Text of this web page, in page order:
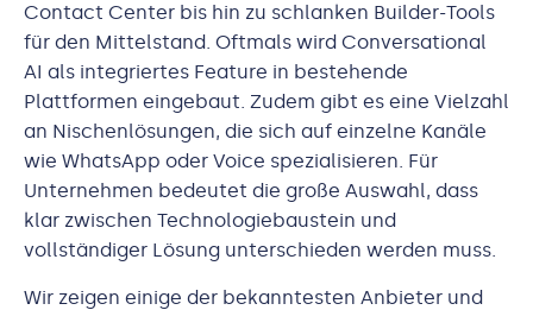
Contact Center bis hin zu schlanken Builder-Tools
für den Mittelstand. Oftmals wird Conversational
AI als integriertes Feature in bestehende
Plattformen eingebaut. Zudem gibt es eine Vielzahl
an Nischenlösungen, die sich auf einzelne Kanäle
wie WhatsApp oder Voice spezialisieren. Für
Unternehmen bedeutet die große Auswahl, dass
klar zwischen Technologiebaustein und
vollständiger Lösung unterschieden werden muss.
Wir zeigen einige der bekanntesten Anbieter und